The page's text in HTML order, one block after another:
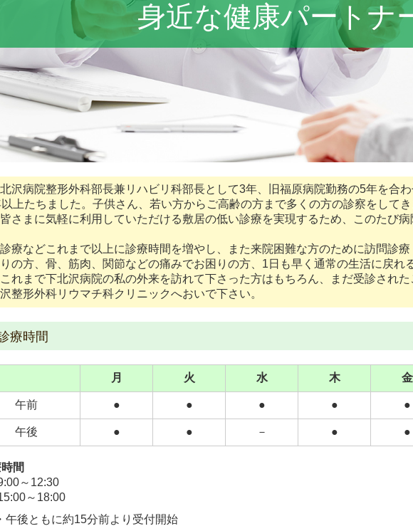
身近な健康パートナ
沢病院整形外科部長兼リハビリ科部長として3年、旧福原病院勤務の5年を合
上たちました。子供さん、若い方からご高齢の方まで多くの方の診察をして
さまに気軽に利用していただける敷居の低い診療を実現するため、このたび
療などこれまで以上に診療時間を増やし、また来院困難な方のために訪問診
の方、骨、筋肉、関節などの痛みでお困りの方、1日も早く通常の生活に戻れ
れまで下北沢病院の私の外来を訪れて下さった方はもちろん、まだ受診され
整形外科リウマチ科クリニックへおいで下さい。
療時間
月 火 水 木 金
午前 ● ● ● ● ●
午後 ● ● － ● ●
間
～12:30
～18:00
午後ともに約15分前より受付開始